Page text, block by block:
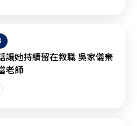
讓她持續留在教職 吳家儀棄
老師